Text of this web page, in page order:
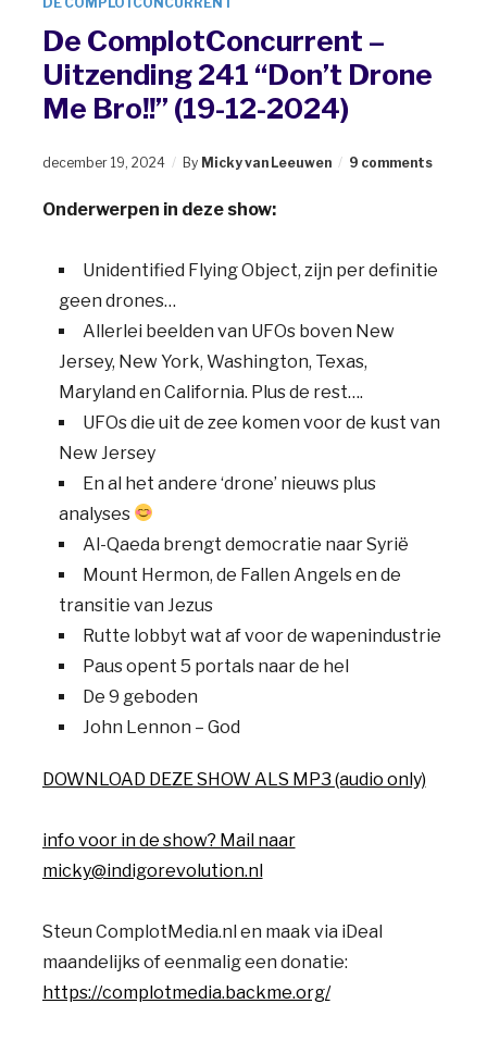
De ComplotConcurrent –
Uitzending 241 “Don’t Drone
Me Bro!!” (19-12-2024)
december 19, 2024 By Micky van Leeuwen 9 comments
Onderwerpen in deze show:
Unidentified Flying Object, zijn per definitie
geen drones…
Allerlei beelden van UFOs boven New
Jersey, New York, Washington, Texas,
Maryland en California. Plus de rest….
UFOs die uit de zee komen voor de kust van
New Jersey
En al het andere ‘drone’ nieuws plus
analyses
Al-Qaeda brengt democratie naar Syrië
Mount Hermon, de Fallen Angels en de
transitie van Jezus
Rutte lobbyt wat af voor de wapenindustrie
Paus opent 5 portals naar de hel
De 9 geboden
John Lennon – God
DOWNLOAD DEZE SHOW ALS MP3 (audio only)
info voor in de show? Mail naar
micky@indigorevolution.nl
Steun ComplotMedia.nl en maak via iDeal
maandelijks of eenmalig een donatie:
https://complotmedia.backme.org/